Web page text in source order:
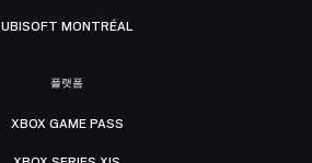
UBISOFT MONTRÉAL
플랫폼
XBOX GAME PASS